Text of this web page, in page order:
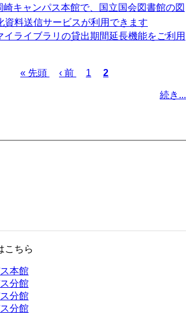
崎キャンパス本館で、国立国会図書館の図
資料送信サービスが利用できます
イライブラリの貸出期間延長機能をご利用
先
« 先頭
前
‹ 前
ペ
1
カ
2
続き...
こちら
本館
分館
分館
分館